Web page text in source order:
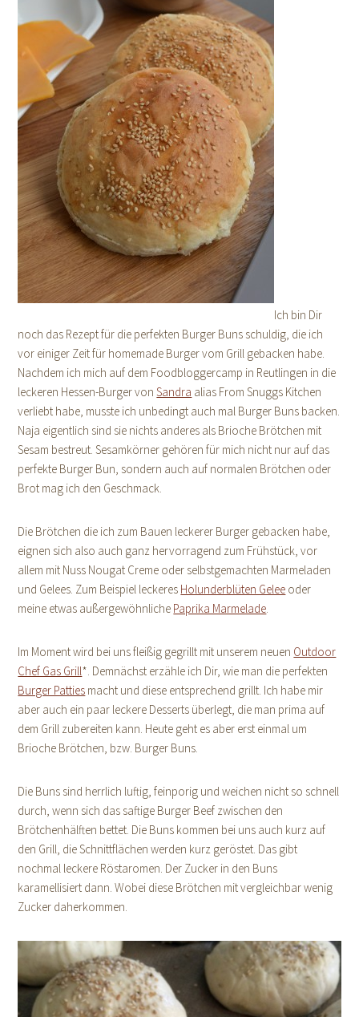
Ich bin Dir
noch das Rezept für die perfekten Burger Buns schuldig, die ich
vor einiger Zeit für homemade Burger vom Grill gebacken habe.
Nachdem ich mich auf dem Foodbloggercamp in Reutlingen in die
leckeren Hessen-Burger vonSandra alias From Snuggs Kitchen
verliebt habe, musste ich unbedingt auch mal Burger Buns backen.
Naja eigentlich sind sie nichts anderes als Brioche Brötchen mit
Sesam bestreut. Sesamkörner gehören für mich nicht nur auf das
perfekte Burger Bun, sondern auch auf normalen Brötchen oder
Brot mag ich den Geschmack.
Die Brötchen die ich zum Bauen leckerer Burger gebacken habe,
eignen sich also auch ganz hervorragend zum Frühstück, vor
allem mit Nuss Nougat Creme oder selbstgemachten Marmeladen
und Gelees. Zum Beispiel leckeres Holunderblüten Gelee oder
meine etwas außergewöhnliche Paprika Marmelade.
Im Moment wird bei uns fleißig gegrillt mit unserem neuen Outdoor
Chef Gas Grill*. Demnächst erzähle ich Dir, wie man die perfekten
Burger Patties macht und diese entsprechend grillt. Ich habe mir
aber auch ein paar leckere Desserts überlegt, die man prima auf
dem Grill zubereiten kann. Heute geht es aber erst einmal um
Brioche Brötchen, bzw. Burger Buns.
Die Buns sind herrlich luftig, feinporig und weichen nicht so schnell
durch, wenn sich das saftige Burger Beef zwischen den
Brötchenhälften bettet. Die Buns kommen bei uns auch kurz auf
den Grill, die Schnittflächen werden kurz geröstet. Das gibt
nochmal leckere Röstaromen. Der Zucker in den Buns
karamellisiert dann. Wobei diese Brötchen mit vergleichbar wenig
Zucker daherkommen.